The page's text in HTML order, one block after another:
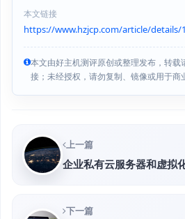
本文链接
https://www.hzjcp.com/article/details/
本文由好主机测评原创或整理发布，转载
接；未经授权，请勿复制、镜像或用于商
上一篇
企业私有云服务器和虚拟
下一篇